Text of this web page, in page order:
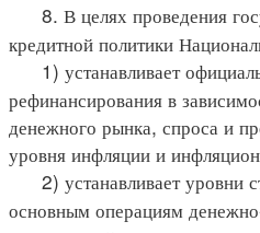
8. В целях проведения
кредитной политики
1) устанавливает
рефинансирования в
денежного рынка, спроса и
уровня инфляции и
2) устанавливает уровни
основным операциям